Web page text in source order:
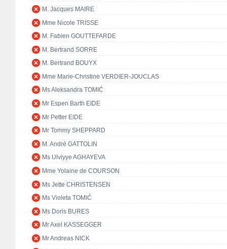
M. Jacques MAIRE
Mme Nicole TRISSE
M. Fabien GOUTTEFARDE
M. Bertrand SORRE
M. Bertrand BOUYX
Mme Marie-Christine VERDIER-JOUCLAS
Ms Aleksandra TOMIĆ
Mr Espen Barth EIDE
Mr Petter EIDE
Mr Tommy SHEPPARD
M. André GATTOLIN
Ms Ulviyye AGHAYEVA
Mme Yolaine de COURSON
Ms Jette CHRISTENSEN
Ms Violeta TOMIĆ
Ms Doris BURES
Mr Axel KASSEGGER
Mr Andreas NICK